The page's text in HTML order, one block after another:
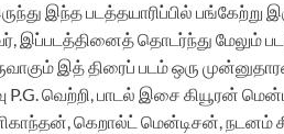
இந்த படத்தயாரிப்பில் பங்கேற்று
தொடர்ந்து மேலும் படத்
இத் திரைப் படம் ஒரு
P.G. வெற்றி, பாடல் இசை கியூரன்
னிகாந்தன், கெறால்ட் மென்டிசன், நடனம்